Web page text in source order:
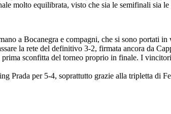
molto equilibrata, visto che sia le semifinali sia
a Bocanegra e compagni, che si sono
la rete del definitivo 3-2, firmata ancora da
sconfitta del torneo proprio in finale. I
Prada per 5-4, soprattutto grazie alla tripletta di